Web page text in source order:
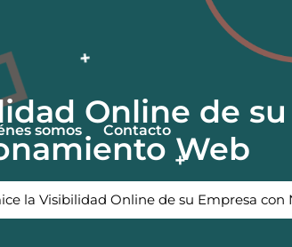
somos Contacto
Online de
Web
la Visibilidad Online de su Empresa